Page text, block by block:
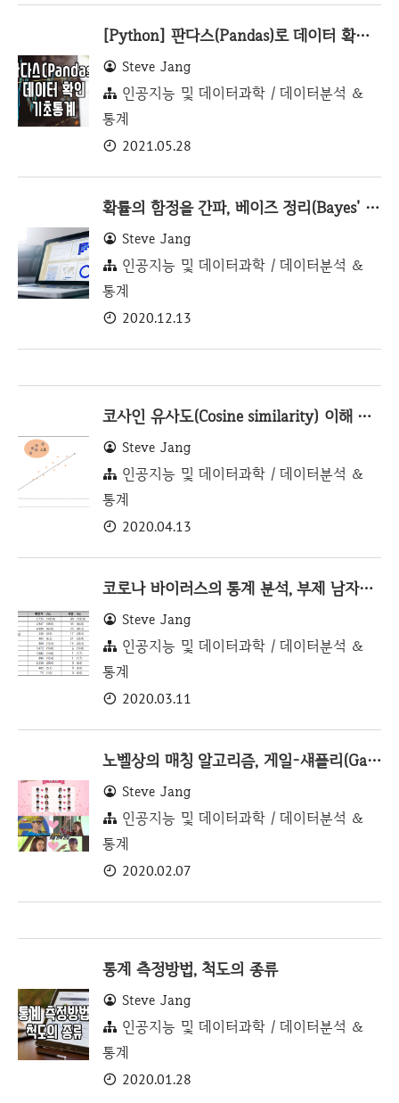
[Python] 판다스(Pandas)로 데이터 확인 및 기초통계 하기
Steve Jang
인공지능 및 데이터과학 / 데이터분석 &
통계
2021.05.28
확률의 함정을 간파, 베이즈 정리(Bayes' Theorem)
Steve Jang
인공지능 및 데이터과학 / 데이터분석 &
통계
2020.12.13
코사인 유사도(Cosine similarity) 이해 및 Java로 구현하기
Steve Jang
인공지능 및 데이터과학 / 데이터분석 &
통계
2020.04.13
코로나 바이러스의 통계 분석, 부제 남자가 과연 더 위험할까?
Steve Jang
인공지능 및 데이터과학 / 데이터분석 &
통계
2020.03.11
노벨상의 매칭 알고리즘, 게일-섀플리(Gale-Shapley) 알고리즘
Steve Jang
인공지능 및 데이터과학 / 데이터분석 &
통계
2020.02.07
통계 측정방법, 척도의 종류
Steve Jang
인공지능 및 데이터과학 / 데이터분석 &
통계
2020.01.28